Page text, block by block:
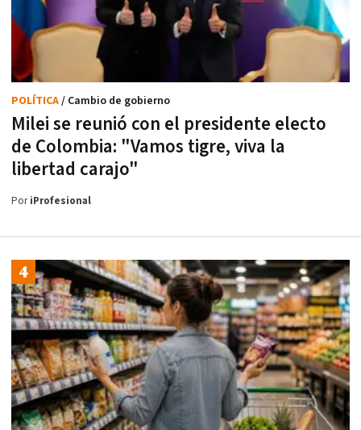
Milei se reunió con el presidente electo
de Colombia: "Vamos tigre, viva la
libertad carajo"
POLÍTICA/ Cambio de gobierno
PoriProfesional